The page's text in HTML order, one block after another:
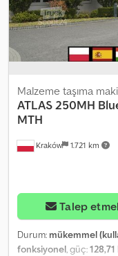
Kraków 1.721 km
Malzeme taşıma
ATLAS250MH
MTH
Talep
Durum: mükemmel
fonksiyonel , güç: